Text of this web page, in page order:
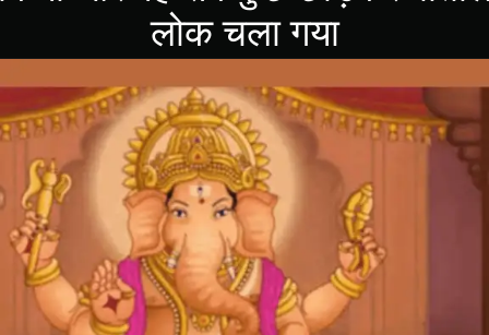
लोक चला गया